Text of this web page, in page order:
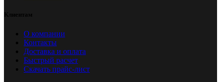
Клиентам
О компании
Контакты
Доставка и оплата
Быстрый расчет
Скачать прайс-лист